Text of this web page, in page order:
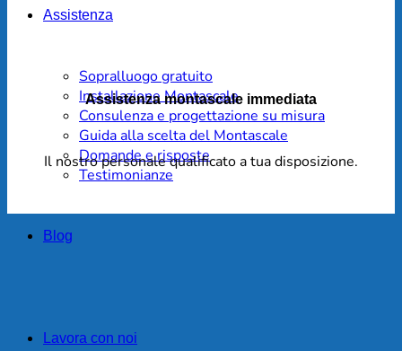
Assistenza
Sopralluogo gratuito
Installazione Montascale
Consulenza e progettazione su misura
Guida alla scelta del Montascale
Domande e risposte
Testimonianze
Blog
Lavora con noi
Assistenza montascale immediata
Il nostro personale qualificato a tua disposizione.